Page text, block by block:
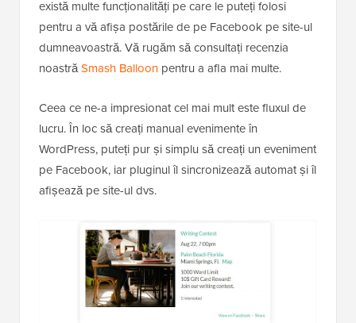
există multe funcționalități pe care le puteți folosi
pentru a vă afișa postările de pe Facebook pe site-ul
dumneavoastră. Vă rugăm să consultați recenzia
noastrăSmash Balloon pentru a afla mai multe.
Ceea ce ne-a impresionat cel mai mult este fluxul de
lucru. În loc să creați manual evenimente în
WordPress, puteți pur și simplu să creați un eveniment
pe Facebook, iar pluginul îl sincronizează automat și îl
afișează pe site-ul dvs.